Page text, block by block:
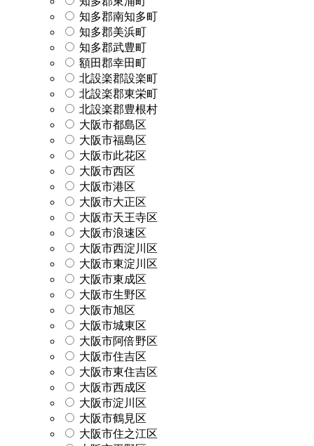
知多郡南知多町
知多郡美浜町
知多郡武豊町
額田郡幸田町
北設楽郡設楽町
北設楽郡東栄町
北設楽郡豊根村
大阪市都島区
大阪市福島区
大阪市此花区
大阪市西区
大阪市港区
大阪市大正区
大阪市天王寺区
大阪市浪速区
大阪市西淀川区
大阪市東淀川区
大阪市東成区
大阪市生野区
大阪市旭区
大阪市城東区
大阪市阿倍野区
大阪市住吉区
大阪市東住吉区
大阪市西成区
大阪市淀川区
大阪市鶴見区
大阪市住之江区